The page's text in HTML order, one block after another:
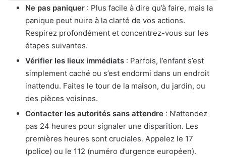
Ne pas paniquer : Plus facile à dire qu’à faire, mais la
panique peut nuire à la clarté de vos actions.
Respirez profondément et concentrez-vous sur les
étapes suivantes.
Vérifier les lieux immédiats : Parfois, l’enfant s’est
simplement caché ou s’est endormi dans un endroit
inattendu. Faites le tour de la maison, du jardin, ou
des pièces voisines.
Contacter les autorités sans attendre : N’attendez
pas 24 heures pour signaler une disparition. Les
premières heures sont cruciales. Appelez le 17
(police) ou le 112 (numéro d’urgence européen).